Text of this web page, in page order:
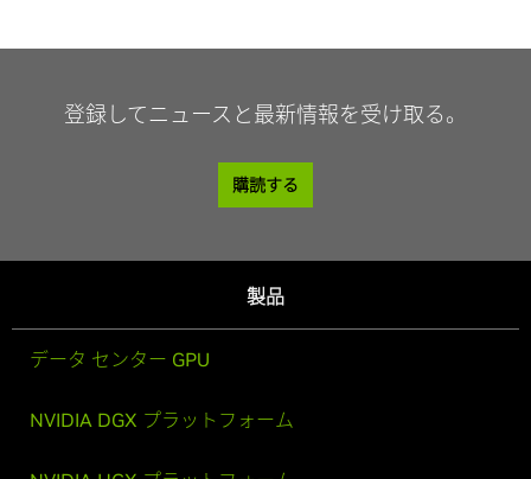
登録してニュースと最新情報を受け取る。
購読する
製品
データ センター GPU
NVIDIA DGX プラットフォーム